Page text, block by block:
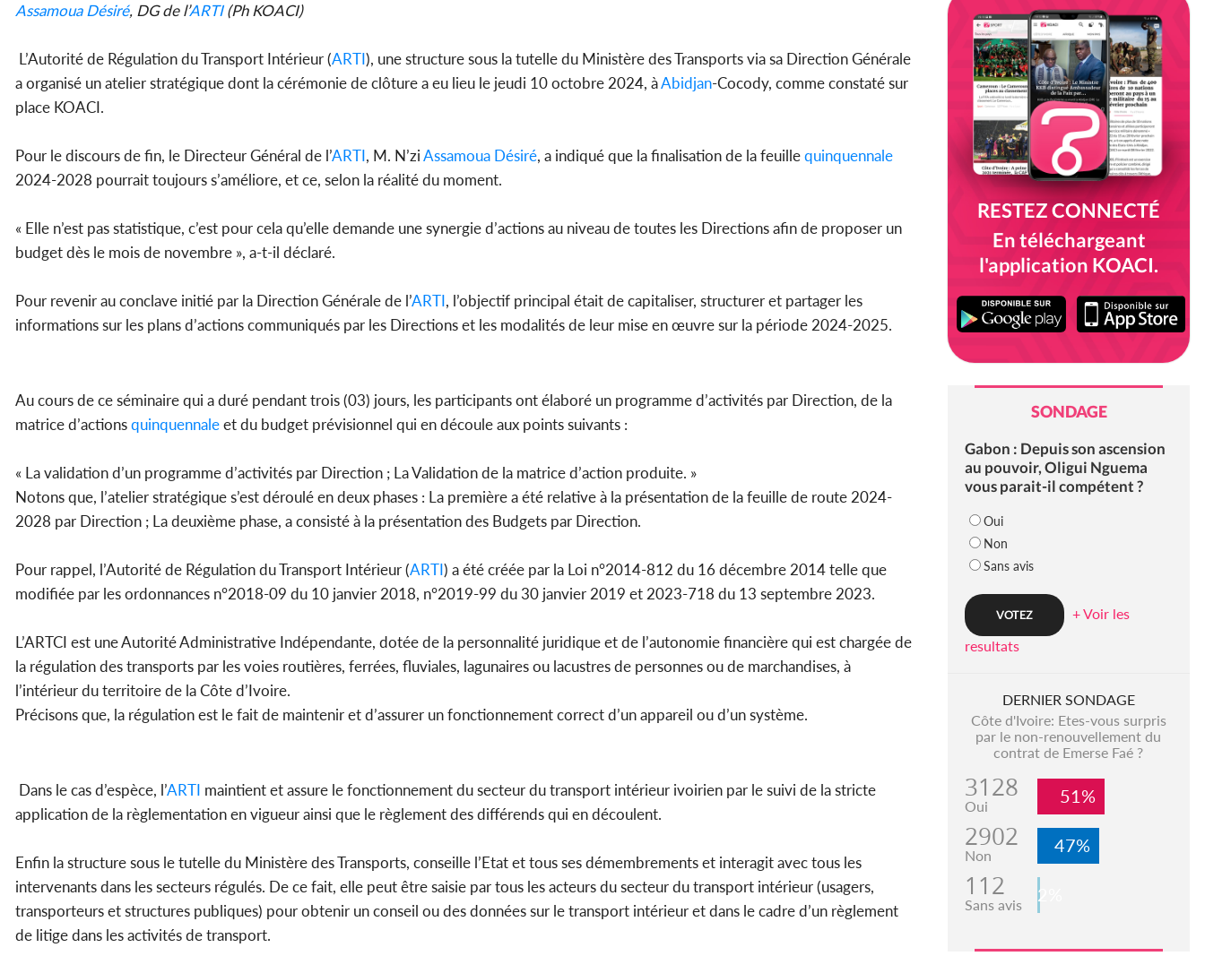
Assamoua Désiré, DG de l’ARTI(Ph KOACI)
L’Autorité de Régulation du Transport Intérieur (ARTI), une structure sous la tutelle du Ministère des Transports via sa Direction Générale
a organisé un atelier stratégique dont la cérémonie de clôture a eu lieu le jeudi 10 octobre 2024, àAbidjan-Cocody, comme constaté sur
place KOACI.
Pour le discours de fin, le Directeur Général de l’ARTI, M. N’ziAssamoua Désiré, a indiqué que la finalisation de la feuillequinquennale
2024-2028 pourrait toujours s’améliore, et ce, selon la réalité du moment.
« Elle n’est pas statistique, c’est pour cela qu’elle demande une synergie d’actions au niveau de toutes les Directions afin de proposer un
budget dès le mois de novembre », a-t-il déclaré.
Pour revenir au conclave initié par la Direction Générale de l’ARTI, l’objectif principal était de capitaliser, structurer et partager les
informations sur les plans d’actions communiqués par les Directions et les modalités de leur mise en œuvre sur la période 2024-2025.
Au cours de ce séminaire qui a duré pendant trois (03) jours, les participants ont élaboré un programme d’activités par Direction, de la
matrice d’actionsquinquennaleet du budget prévisionnel qui en découle aux points suivants :
« La validation d’un programme d’activités par Direction ; La Validation de la matrice d’action produite. »
Notons que, l’atelier stratégique s’est déroulé en deux phases : La première a été relative à la présentation de la feuille de route 2024-
2028 par Direction ; La deuxième phase, a consisté à la présentation des Budgets par Direction.
Pour rappel, l’Autorité de Régulation du Transport Intérieur (ARTI) a été créée par la Loi n°2014-812 du 16 décembre 2014 telle que
modifiée par les ordonnances n°2018-09 du 10 janvier 2018, n°2019-99 du 30 janvier 2019 et 2023-718 du 13 septembre 2023.
L’ARTCI est une Autorité Administrative Indépendante, dotée de la personnalité juridique et de l’autonomie financière qui est chargée de
la régulation des transports par les voies routières, ferrées, fluviales, lagunaires ou lacustres de personnes ou de marchandises, à
l’intérieur du territoire de la Côte d’Ivoire.
Précisons que, la régulation est le fait de maintenir et d’assurer un fonctionnement correct d’un appareil ou d’un système.
Dans le cas d’espèce, l’ARTI maintient et assure le fonctionnement du secteur du transport intérieur ivoirien par le suivi de la stricte
application de la règlementation en vigueur ainsi que le règlement des différends qui en découlent.
Enfin la structure sous le tutelle du Ministère des Transports, conseille l’Etat et tous ses démembrements et interagit avec tous les
intervenants dans les secteurs régulés. De ce fait, elle peut être saisie par tous les acteurs du secteur du transport intérieur (usagers,
transporteurs et structures publiques) pour obtenir un conseil ou des données sur le transport intérieur et dans le cadre d’un règlement
de litige dans les activités de transport.
RESTEZ CONNECTÉ
En téléchargeant
l'application KOACI.
SONDAGE
Gabon : Depuis son ascension
au pouvoir, Oligui Nguema
vous parait-il compétent ?
Oui
Non
Sans avis
+ Voir les
resultats
DERNIER SONDAGE
Côte d'Ivoire: Etes-vous surpris
par le non-renouvellement du
contrat de Emerse Faé ?
3128
Oui 51%
2902
Non 47%
112
Sans avis 2%